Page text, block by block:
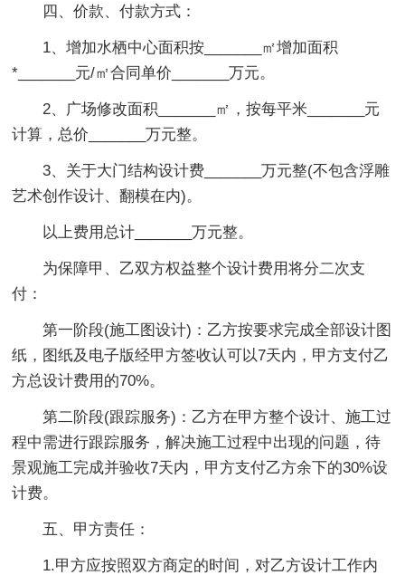
四、价款、付款方式：
1、增加水栖中心面积按_______㎡增加面积
*_______元/㎡合同单价_______万元。
2、广场修改面积_______㎡，按每平米_______元
计算，总价_______万元整。
3、关于大门结构设计费_______万元整(不包含浮雕
艺术创作设计、翻模在内)。
以上费用总计_______万元整。
为保障甲、乙双方权益整个设计费用将分二次支
付：
第一阶段(施工图设计)：乙方按要求完成全部设计图
纸，图纸及电子版经甲方签收认可以7天内，甲方支付乙
方总设计费用的70%。
第二阶段(跟踪服务)：乙方在甲方整个设计、施工过
程中需进行跟踪服务，解决施工过程中出现的问题，待
景观施工完成并验收7天内，甲方支付乙方余下的30%设
计费。
五、甲方责任：
1.甲方应按照双方商定的时间，对乙方设计工作内